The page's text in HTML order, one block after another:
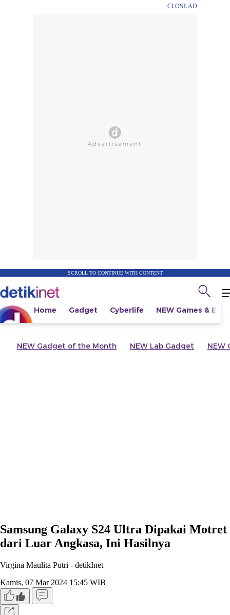
CLOSE AD
SCROLL TO CONTINUE WITH CONTENT
Home Gadget Cyberlife NEW Games &
NEW Gadget of the Month NEW Lab Gadget NEW
Samsung Galaxy S24 Ultra Dipakai Motret
dari Luar Angkasa, Ini Hasilnya
Virgina Maulita Putri - detikInet
Kamis, 07 Mar 2024 15:45 WIB